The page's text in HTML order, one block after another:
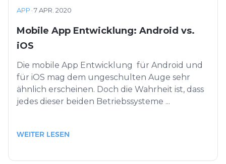
APP ·7 APR. 2020
Mobile App Entwicklung: Android vs.
iOS
Die mobile App Entwicklung für Android und
für iOS mag dem ungeschulten Auge sehr
ähnlich erscheinen. Doch die Wahrheit ist, dass
jedes dieser beiden Betriebssysteme ...
WEITER LESEN